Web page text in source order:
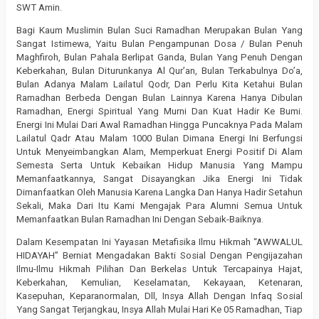
SWT Amin.
Bagi Kaum Muslimin Bulan Suci Ramadhan Merupakan Bulan Yang
Sangat Istimewa, Yaitu Bulan Pengampunan Dosa / Bulan Penuh
Maghfiroh, Bulan Pahala Berlipat Ganda, Bulan Yang Penuh Dengan
Keberkahan, Bulan Diturunkanya Al Qur’an, Bulan Terkabulnya Do’a,
Bulan Adanya Malam Lailatul Qodr, Dan Perlu Kita Ketahui Bulan
Ramadhan Berbeda Dengan Bulan Lainnya Karena Hanya Dibulan
Ramadhan, Energi Spiritual Yang Murni Dan Kuat Hadir Ke Bumi.
Energi Ini Mulai Dari Awal Ramadhan Hingga Puncaknya Pada Malam
Lailatul Qadr Atau Malam 1000 Bulan Dimana Energi Ini Berfungsi
Untuk Menyeimbangkan Alam, Memperkuat Energi Positif Di Alam
Semesta Serta Untuk Kebaikan Hidup Manusia Yang Mampu
Memanfaatkannya, Sangat Disayangkan Jika Energi Ini Tidak
Dimanfaatkan Oleh Manusia Karena Langka Dan Hanya Hadir Setahun
Sekali, Maka Dari Itu Kami Mengajak Para Alumni Semua Untuk
Memanfaatkan Bulan Ramadhan Ini Dengan Sebaik-Baiknya.
Dalam Kesempatan Ini Yayasan Metafisika Ilmu Hikmah “AWWALUL
HIDAYAH” Berniat Mengadakan Bakti Sosial Dengan Pengijazahan
Ilmu-Ilmu Hikmah Pilihan Dan Berkelas Untuk Tercapainya Hajat,
Keberkahan, Kemulian, Keselamatan, Kekayaan, Ketenaran,
Kasepuhan, Keparanormalan, Dll, Insya Allah Dengan Infaq Sosial
Yang Sangat Terjangkau, Insya Allah Mulai Hari Ke 05 Ramadhan, Tiap